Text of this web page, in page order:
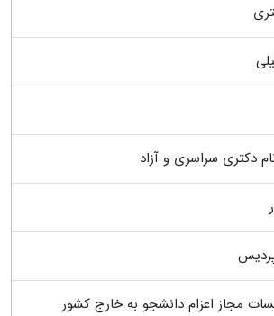
دکتری سراسری و آزاد
مجاز اعزام دانشجو به خارج کشور